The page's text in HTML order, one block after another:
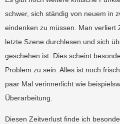
schwer, sich ständig von neuem in
eindenken zu müssen. Man verliert
letzte Szene durchlesen und sich
geschehen ist. Dies scheint
Problem zu sein. Alles ist noch
paar Mal verinnerlicht wie
Überarbeitung.
Diesen Zeitverlust finde ich